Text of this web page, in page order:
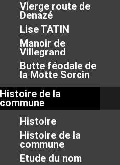
Vierge route de
Denazé
Lise TATIN
Manoir de
Villegrand
Butte féodale de
la Motte Sorcin
Histoire de la
commune
Histoire
Histoire de la
commune
Etude du nom